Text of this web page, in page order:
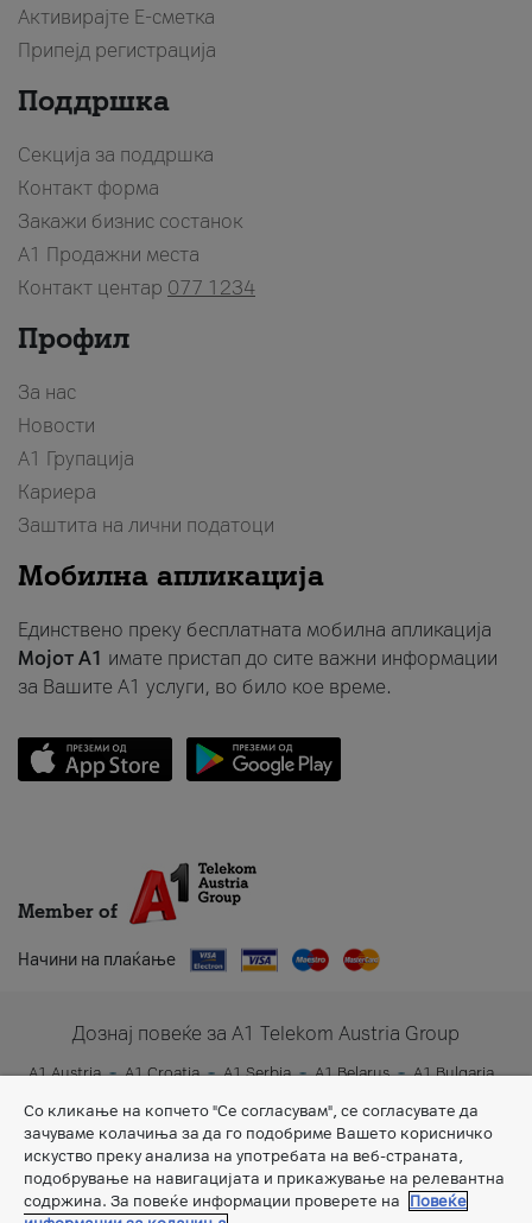
Активирајте Е-сметка
Припејд регистрација
Поддршка
Секција за поддршка
Контакт форма
Закажи бизнис состанок
A1 Продажни места
Контакт центар 077 1234
Профил
За нас
Новости
А1 Групација
Кариера
Заштита на лични податоци
Мобилна апликација
Единствено преку бесплатната мобилна апликација
Мојот A1 имате пристап до сите важни информации
за Вашите A1 услуги, во било кое време.
Member of
Начини на плаќање
Дознај повеќе за A1 Telekom Austria Group
A1 Austria A1 Croatia A1 Serbia A1 Belarus
A1 Bulgaria
Со кликање на копчето "Се согласувам", се согласувате да
зачуваме колачиња за да го подобриме Вашето корисничко
искуство преку анализа на употребата на веб-страната,
подобрување на навигацијата и прикажување на релевантна
содржина. За повеќе информации проверете на
Повеќе